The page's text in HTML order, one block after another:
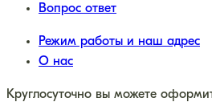
Вопрос ответ
Режим работы и наш адрес
О нас
Круглосуточно вы можете